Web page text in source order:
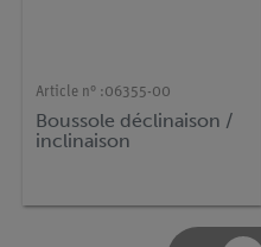
Article n° :06355-00
Boussole déclinaison /
inclinaison